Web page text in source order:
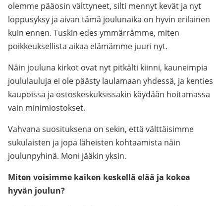
olemme pääosin välttyneet, silti mennyt kevät ja nyt
loppusyksy ja aivan tämä joulunaika on hyvin erilainen
kuin ennen. Tuskin edes ymmärrämme, miten
poikkeuksellista aikaa elämämme juuri nyt.
Näin jouluna kirkot ovat nyt pitkälti kiinni, kauneimpia
joululauluja ei ole päästy laulamaan yhdessä, ja kenties
kaupoissa ja ostoskeskuksissakin käydään hoitamassa
vain minimiostokset.
Vahvana suosituksena on sekin, että välttäisimme
sukulaisten ja jopa läheisten kohtaamista näin
joulunpyhinä. Moni jääkin yksin.
Miten voisimme kaiken keskellä elää ja kokea
hyvän joulun?